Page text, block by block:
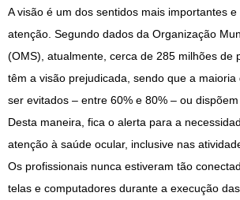
A visão é um dos sentidos mais importantes
atenção. Segundo dados da Organização
(OMS), atualmente, cerca de 285 milhões de
têm a visão prejudicada, sendo que a maioria
ser evitados – entre 60% e 80% – ou
Desta maneira, fica o alerta para a
atenção à saúde ocular, inclusive nas
Os profissionais nunca estiveram tão
telas e computadores durante a execução